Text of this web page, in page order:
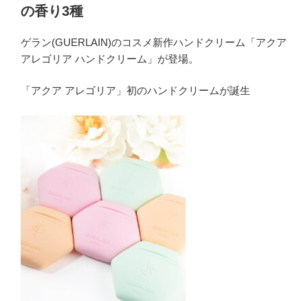
の香り3種
ゲラン(GUERLAIN)のコスメ新作ハンドクリーム「アクア
アレゴリア ハンドクリーム」が登場。
「アクア アレゴリア」初のハンドクリームが誕生